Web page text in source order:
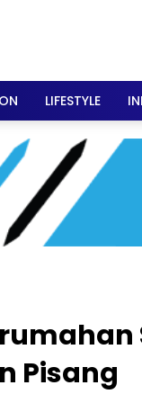
LIFESTYLE
Pisang